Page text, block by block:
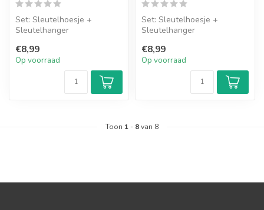
Set: Sleutelhoesje +
Sleutelhanger
€8,99
Op voorraad
Set: Sleutelhoesje +
Sleutelhanger
€8,99
Op voorraad
Toon 1 - 8van 8